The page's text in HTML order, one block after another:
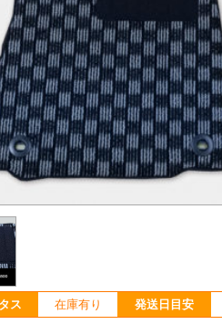
ス 在庫有り 発送日目安